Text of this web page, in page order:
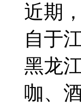
近期
自于
黑龙
咖、